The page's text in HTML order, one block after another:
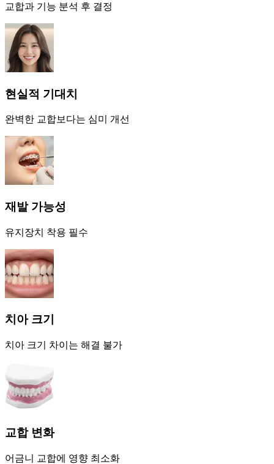
교합과 기능 분석 후 결정
현실적 기대치
완벽한 교합보다는 심미 개선
재발 가능성
유지장치 착용 필수
치아 크기
치아 크기 차이는 해결 불가
교합 변화
어금니 교합에 영향 최소화